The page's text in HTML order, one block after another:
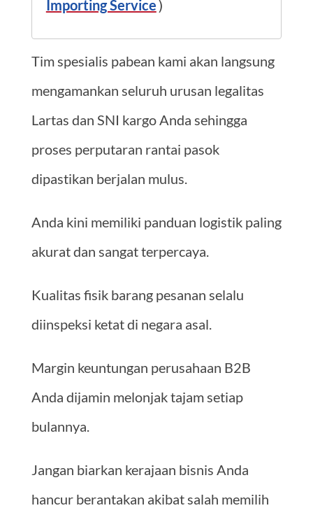
Importing Service)
Tim spesialis pabean kami akan langsung
mengamankan seluruh urusan legalitas
Lartas dan SNI kargo Anda sehingga
proses perputaran rantai pasok
dipastikan berjalan mulus.
Anda kini memiliki panduan logistik paling
akurat dan sangat terpercaya.
Kualitas fisik barang pesanan selalu
diinspeksi ketat di negara asal.
Margin keuntungan perusahaan B2B
Anda dijamin melonjak tajam setiap
bulannya.
Jangan biarkan kerajaan bisnis Anda
hancur berantakan akibat salah memilih